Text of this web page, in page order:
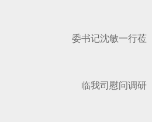
委书记沈敏一行莅
临我司慰问调研